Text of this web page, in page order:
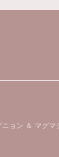
したいです。 大
ョン ＆ マグマ